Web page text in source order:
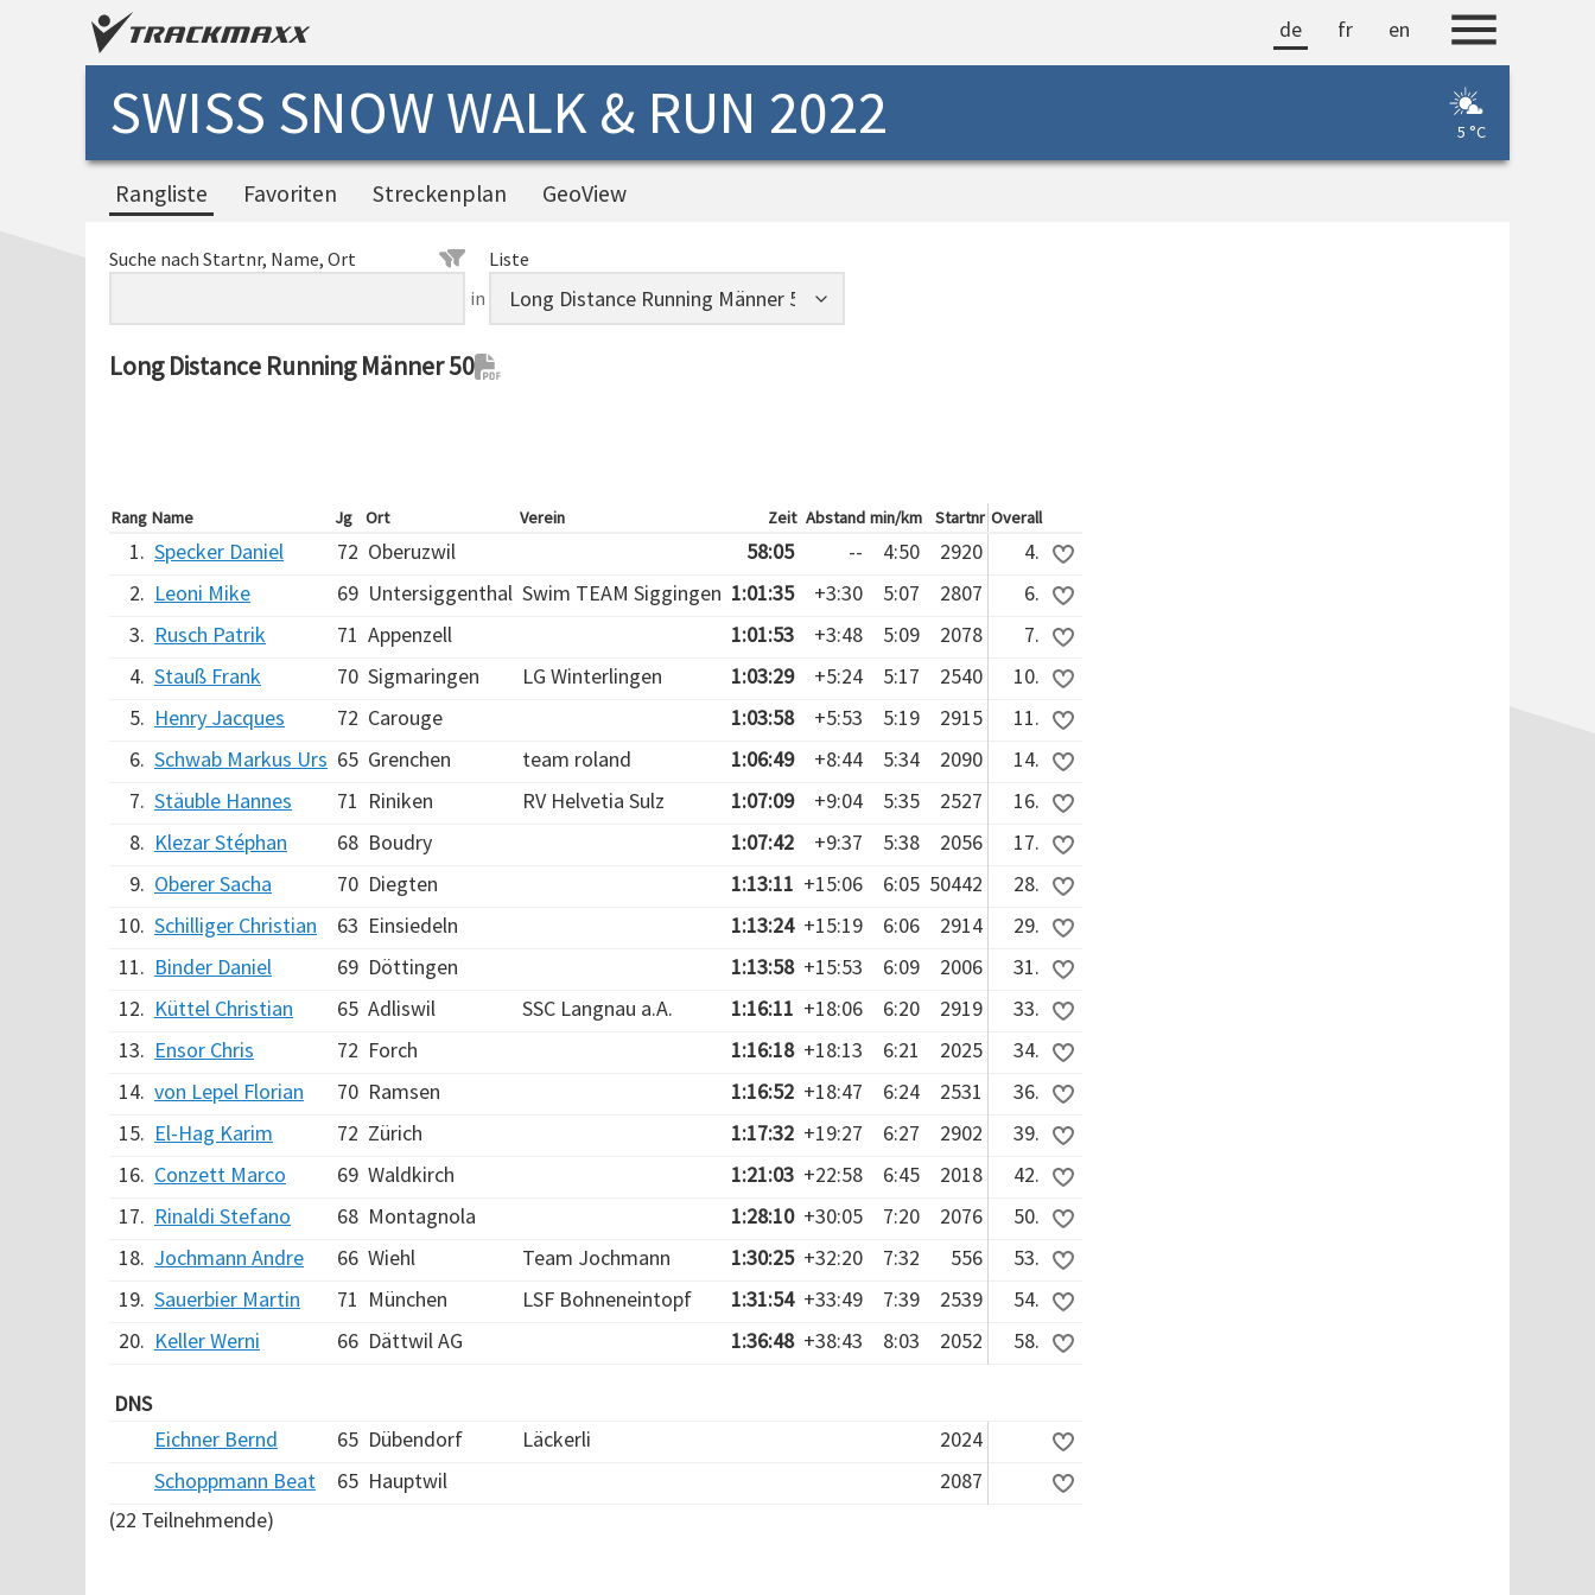
de fr en
SWISS SNOW WALK & RUN 2022 5 °C
Rangliste Favoriten Streckenplan GeoView
Suche nach Startnr, Name, Ort
in
Liste
Long Distance Running Männer 50
Rang Name Jg Ort Verein Zeit Abstand min/km Startnr Overall
1. Specker Daniel 72 Oberuzwil 58:05 -- 4:50 2920
4.
2. Leoni Mike 69 Untersiggenthal Swim TEAM Siggingen 1:01:35 +3:30 5:07 2807
6.
3. Rusch Patrik 71 Appenzell 1:01:53 +3:48 5:09 2078
7.
4. Stauß Frank 70 Sigmaringen LG Winterlingen 1:03:29 +5:24 5:17 2540
10.
5. Henry Jacques 72 Carouge 1:03:58 +5:53 5:19 2915
11.
6. Schwab Markus Urs 65 Grenchen team roland 1:06:49 +8:44 5:34 2090
14.
7. Stäuble Hannes 71 Riniken RV Helvetia Sulz 1:07:09 +9:04 5:35 2527
16.
8. Klezar Stéphan 68 Boudry 1:07:42 +9:37 5:38 2056
17.
9. Oberer Sacha 70 Diegten 1:13:11 +15:06 6:05 50442
28.
10. Schilliger Christian 63 Einsiedeln 1:13:24 +15:19 6:06 2914
29.
11. Binder Daniel 69 Döttingen 1:13:58 +15:53 6:09 2006
31.
12. Küttel Christian 65 Adliswil SSC Langnau a.A. 1:16:11 +18:06 6:20 2919
33.
13. Ensor Chris 72 Forch 1:16:18 +18:13 6:21 2025
34.
14. von Lepel Florian 70 Ramsen 1:16:52 +18:47 6:24 2531
36.
15. El-Hag Karim 72 Zürich 1:17:32 +19:27 6:27 2902
39.
16. Conzett Marco 69 Waldkirch 1:21:03 +22:58 6:45 2018
42.
17. Rinaldi Stefano 68 Montagnola 1:28:10 +30:05 7:20 2076
50.
18. Jochmann Andre 66 Wiehl Team Jochmann 1:30:25 +32:20 7:32 556
53.
19. Sauerbier Martin 71 München LSF Bohneneintopf 1:31:54 +33:49 7:39 2539
54.
20. Keller Werni 66 Dättwil AG 1:36:48 +38:43 8:03 2052 58.
DNS
Eichner Bernd
65 Dübendorf Läckerli
2024
Schoppmann Beat
65 Hauptwil
2087
(22 Teilnehmende)